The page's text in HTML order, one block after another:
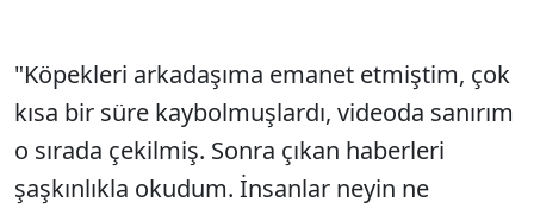
"Köpekleri arkadaşıma emanet etmiştim, çok
kısa bir süre kaybolmuşlardı, videoda sanırım
o sırada çekilmiş. Sonra çıkan haberleri
şaşkınlıkla okudum. İnsanlar neyin ne